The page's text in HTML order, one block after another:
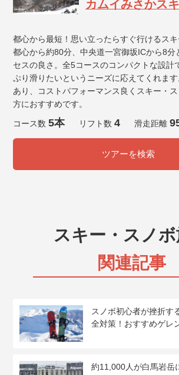
カムイみさかス
都心から最短！思い立ったらすぐ行けるス
都心から約80分、中央道一宮御坂ICから8分
セスの良さ。全5コースのコンパクトな設計
ぷり滑りたいというニーズに応えてくれま
あり、コストパフォーマンス良くスキー・
方におすすめです。
コース数 5本 リフト数 4 滑走距離
ツアーを検索
スキー・スノ
関連記事
スノボ初心者が挫折す
全対策！おすすめゲレ
約11,000人が白馬岩